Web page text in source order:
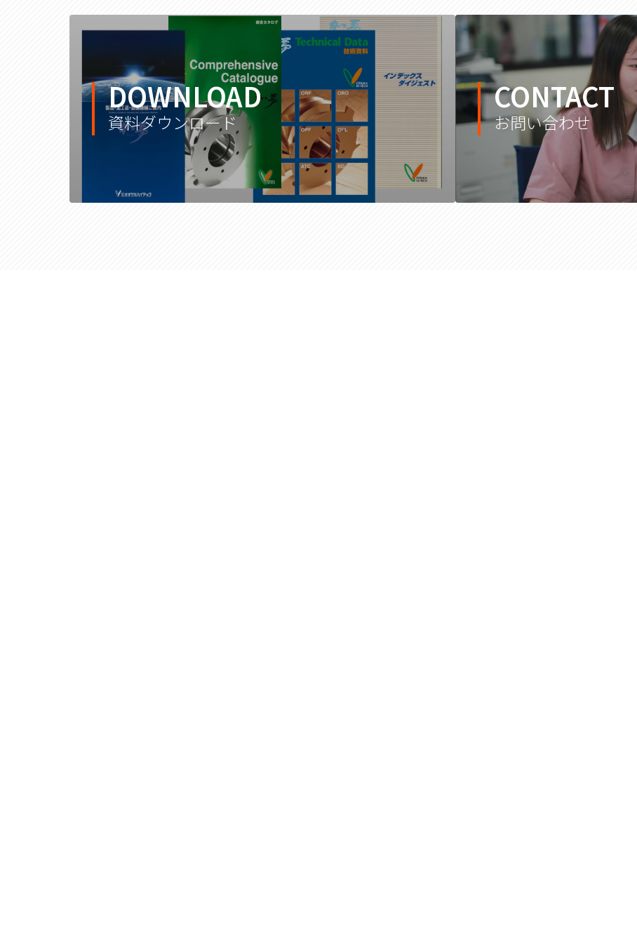
DOWNLOAD
資料ダウンロード
CONTACT
お問い合わせ